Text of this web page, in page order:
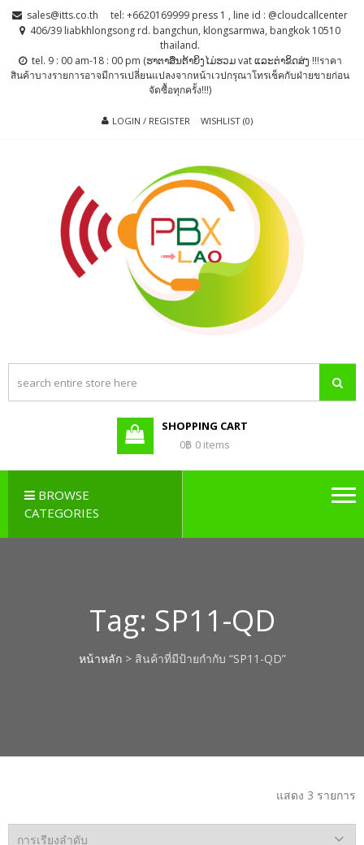
Skip
Skip sales@itts.co.th
tel: +6620169999 press 1 , line id : @cloudcallcenter
406/39 liabkhlongsong rd. bangchun, klongsarmwa, bangkok 10510
thailand.
tel. 9 : 00 am-18 : 00 pm (ຮາຕາສຶນຕ້າຍິງໄມ່ຮວມ vat ແລະຕ່າຂິດສ່ງ !!!ราคา
สินค้าบางรายการอาจมีการเปลี่ยนแปลงจากหน้าเวปกรุณาโทรเช็คกับฝ่ายขายก่อน
จัดซื้อทุกครั้ง!!!)
LOGIN / REGISTER WISHLIST (0)
PBX LAO, IP-
PBX LAO,
PABX LAO,
NETWORK
SHOPPING CART
0฿ 0 items
BROWSE
CATEGORIES
Tag: SP11-QD
หน้าหลัก> สินค้าที่มีป้ายกำกับ “SP11-QD”
แสดง 3 รายการ